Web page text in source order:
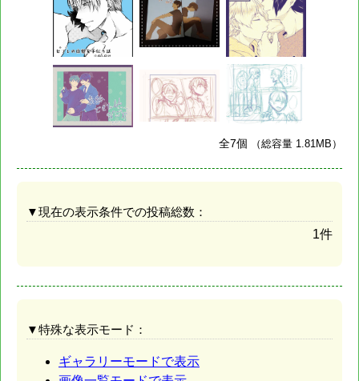
全7個 （総容量 1.81MB）
▼現在の表示条件での投稿総数：
1件
▼特殊な表示モード：
ギャラリーモードで表示